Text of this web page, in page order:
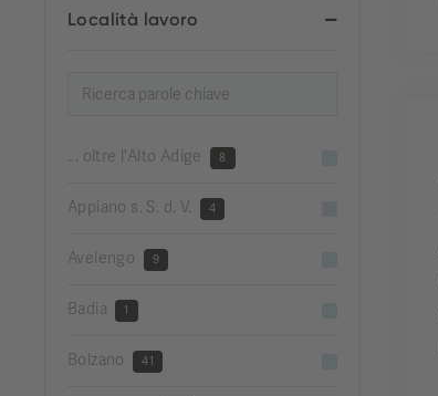
Località lavoro
... oltre l'Alto Adige 8
Appiano s. S. d. V. 4
Avelengo 9
Badia 1
Bolzano 41